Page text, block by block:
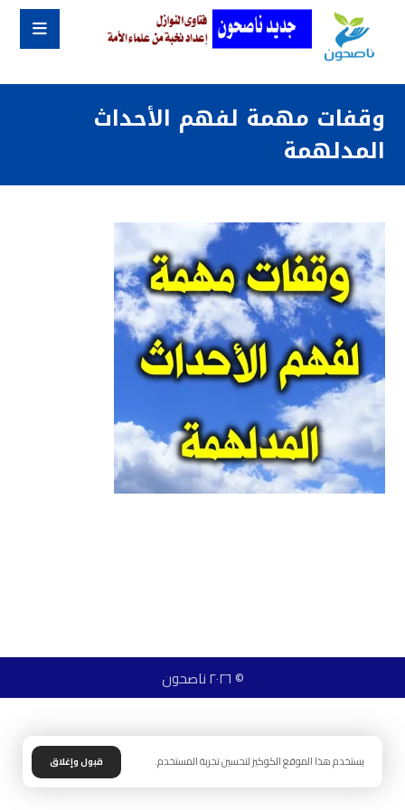
وقفات مهمة لفهم الأحداث
المدلهمة
© ٢٠٢٦ ناصحون
يستخدم هذا الموقع الكوكيز لتحسين تجربة المستخدم. قبول وإغلاق